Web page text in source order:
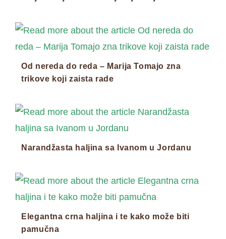
Od nereda do reda – Marija Tomajo zna
trikove koji zaista rade
Narandžasta haljina sa Ivanom u Jordanu
Elegantna crna haljina i te kako može biti
pamučna